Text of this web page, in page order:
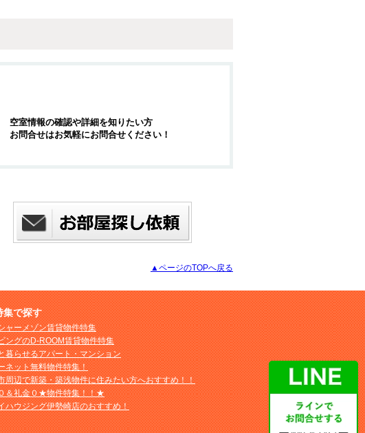
空室情報の確認や詳細を知りたい方
お問合せはお気軽にお問合せください！
▲ページのTOPへ戻る
集で探す
ャーメゾン賃貸物件特集
ングのD-ROOM賃貸物件特集
暮らせるアパート・マンション
ネット無料物件特集！
周辺で新築・築浅物件に住みたい方へおすすめ！！
＆礼金０★物件特集！！★
ハウジング伊勢崎店のおすすめ！